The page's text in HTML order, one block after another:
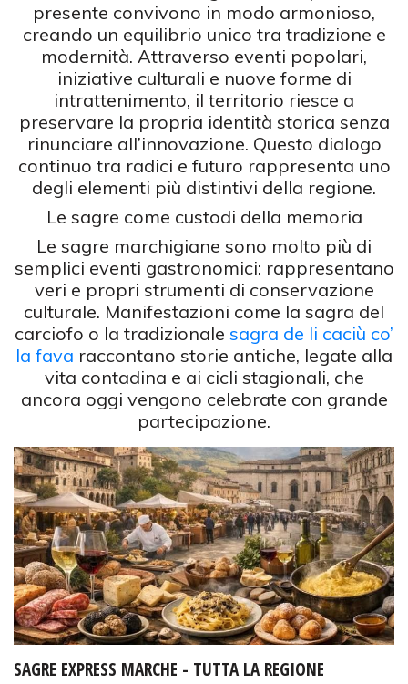
presente convivono in modo armonioso,
creando un equilibrio unico tra tradizione e
modernità. Attraverso eventi popolari,
iniziative culturali e nuove forme di
intrattenimento, il territorio riesce a
preservare la propria identità storica senza
rinunciare all’innovazione. Questo dialogo
continuo tra radici e futuro rappresenta uno
degli elementi più distintivi della regione.
Le sagre come custodi della memoria
Le sagre marchigiane sono molto più di
semplici eventi gastronomici: rappresentano
veri e propri strumenti di conservazione
culturale. Manifestazioni come la sagra del
carciofo o la tradizionale sagra de li caciù co’
la fava raccontano storie antiche, legate alla
vita contadina e ai cicli stagionali, che
ancora oggi vengono celebrate con grande
partecipazione.
SAGRE EXPRESS MARCHE - TUTTA LA REGIONE